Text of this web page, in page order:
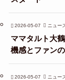
2026-05-07 ニュー
ママタルト大
機感とファン
2026-05-07 ニュー